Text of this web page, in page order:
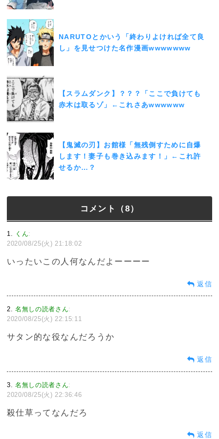
NARUTOとかいう「終わりよければ全て良
し」を見せつけた名作漫画wwwwwww
【スラムダンク】？？？「ここで負けても
赤木は取るゾ」←これさあwwwwww
【鬼滅の刃】お館様「無残倒すために自爆
します！妻子も巻き込みます！」←これ許
せるか…？
コメント（8）
1 くん:
2020/08/25(火) 21:18:02
いったいこの人何なんだよーーーー
返信
2 名無しの読者さん:
2020/08/25(火) 22:15:11
サタン的な役なんだろうか
返信
3 名無しの読者さん:
2020/08/25(火) 22:36:46
殺仕草ってなんだろ
返信